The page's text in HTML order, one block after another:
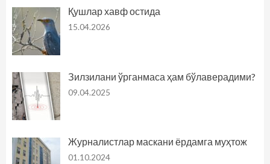
Қушлар хавф остида
15.04.2026
Зилзилани ўрганмаса ҳам бўлаверадими?
09.04.2025
Журналистлар маскани ёрдамга муҳтож
01.10.2024